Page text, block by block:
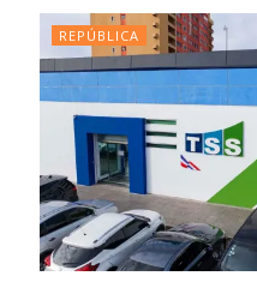
REPÚBLICA